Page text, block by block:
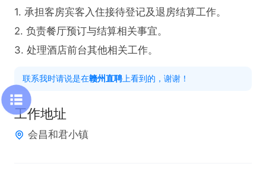
1. 承担客房宾客入住接待登记及退房结算工作。
2. 负责餐厅预订与结算相关事宜。
3. 处理酒店前台其他相关工作。
联系我时请说是在赣州直聘 上看到的，谢谢！
工作地址
会昌和君小镇